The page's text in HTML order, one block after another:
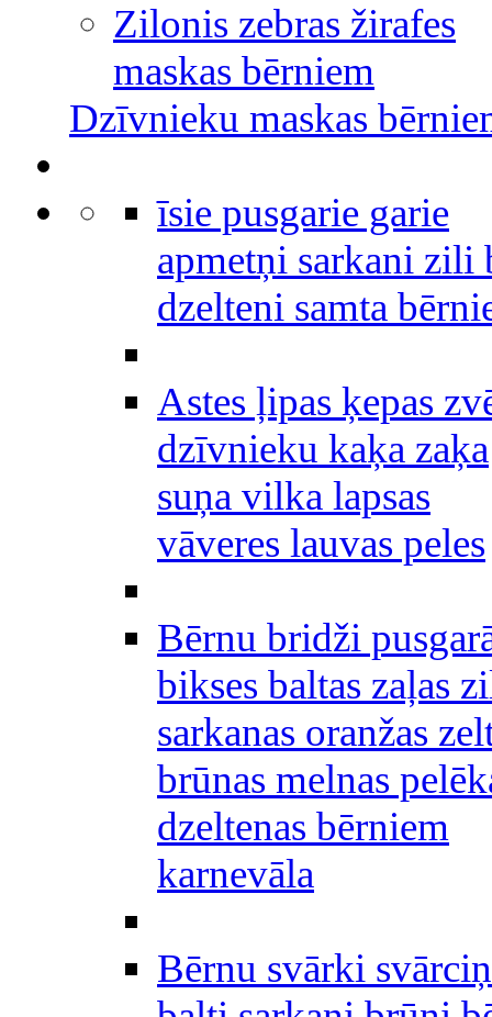
Zilonis zebras žirafes
maskas bērniem
Dzīvnieku maskas
īsie pusgarie garie
apmetņi sarkani zili
dzelteni samta
Astes ļipas ķepas
dzīvnieku kaķa zaķa
suņa vilka lapsas
vāveres lauvas peles
Bērnu bridži
bikses baltas zaļas
sarkanas oranžas
brūnas melnas
dzeltenas bērniem
karnevāla
Bērnu svārki